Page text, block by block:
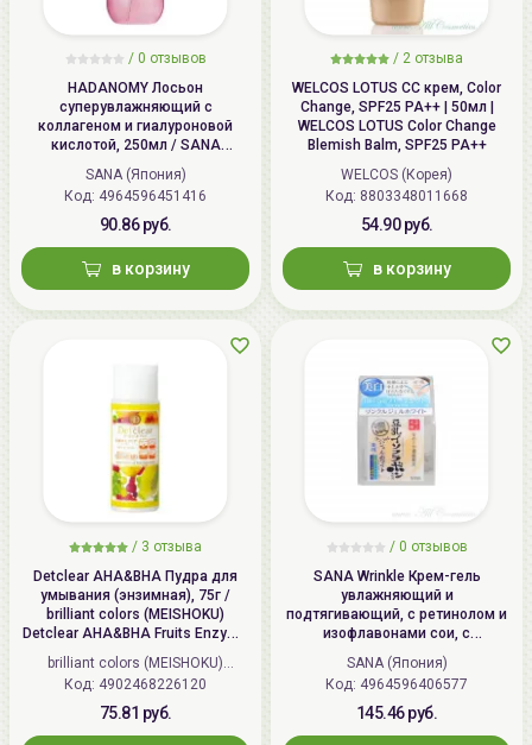
/ 0 отзывов
HADANOMY Лосьон
суперувлажняющий с
коллагеном и гиалуроновой
кислотой, 250мл / SANA
HADANOMY Collagen mist
SANA (Япония)
Код: 4964596451416
90.86 руб.
в корзину
/ 2 отзыва
WELCOS LOTUS СС крем, Color
Change, SPF25 PA++ | 50мл |
WELCOS LOTUS Color Change
Blemish Balm, SPF25 PA++
WELCOS (Корея)
Код: 8803348011668
54.90 руб.
в корзину
/ 3 отзыва
Detclear AHA&BHA Пудра для
умывания (энзимная), 75г /
brilliant colors (MEISHOKU)
Detclear AHA&BHA Fruits Enzyme
Powder Wash
brilliant colors (MEISHOKU)
(Япония)
Код: 4902468226120
75.81 руб.
/ 0 отзывов
SANA Wrinkle Крем-гель
увлажняющий и
подтягивающий, с ретинолом и
изофлавонами сои, с
осветляющим эффектом | 100г |
Wrinkle Gel Cream (Whitening)
SANA (Япония)
Код: 4964596406577
145.46 руб.